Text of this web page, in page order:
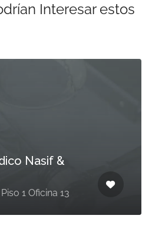
Interesar estos
Nasif &
1 Oficina 13